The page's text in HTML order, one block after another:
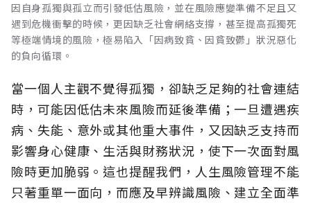
因自身孤獨與孤立而引發低估風險，並在風險應變準備不足且又
遇到危機衝擊的時候，更因缺乏社會網絡支撐，甚至提高孤獨死
等極端情境的風險，極易陷入「因病致貧、因貧致鬱」狀況惡化
的負向循環。
當一個人主觀不覺得孤獨，卻缺乏足夠的社會連結
時，可能因低估未來風險而延後準備；一旦遭遇疾
病、失能、意外或其他重大事件，又因缺乏支持而
影響身心健康、生活與財務狀況，使下一次面對風
險時更加脆弱。這也提醒我們，人生風險管理不能
只著重單一面向，而應及早辨識風險、建立全面準